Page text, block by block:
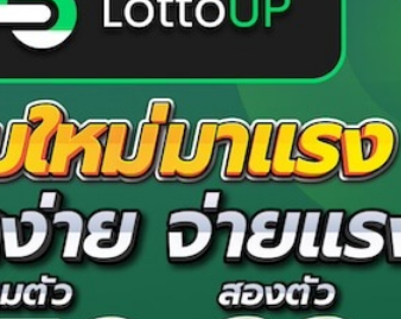
ให้ชาวบ้านแถวนั้นบ้างก็เห็นวิญญาณใน
ก ถึงขั้นที่ว่าชาวบ้านเคยนิมนต์ “พระ
าส 8 วัดดังมาร่วมสวดมนต์ไล่วิญญาณ